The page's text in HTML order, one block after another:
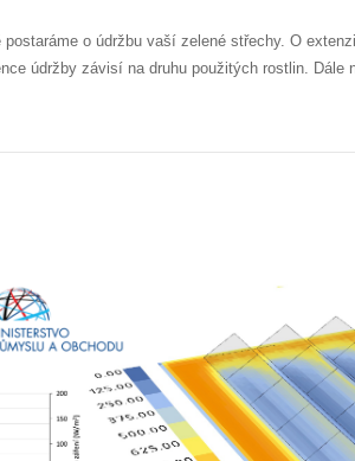
o údržbu vaší zelené střechy. O
údržby závisí na druhu použitých rostlin.